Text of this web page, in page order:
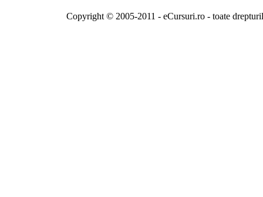
Copyright © 2005-2011 - eCursuri.ro - toate